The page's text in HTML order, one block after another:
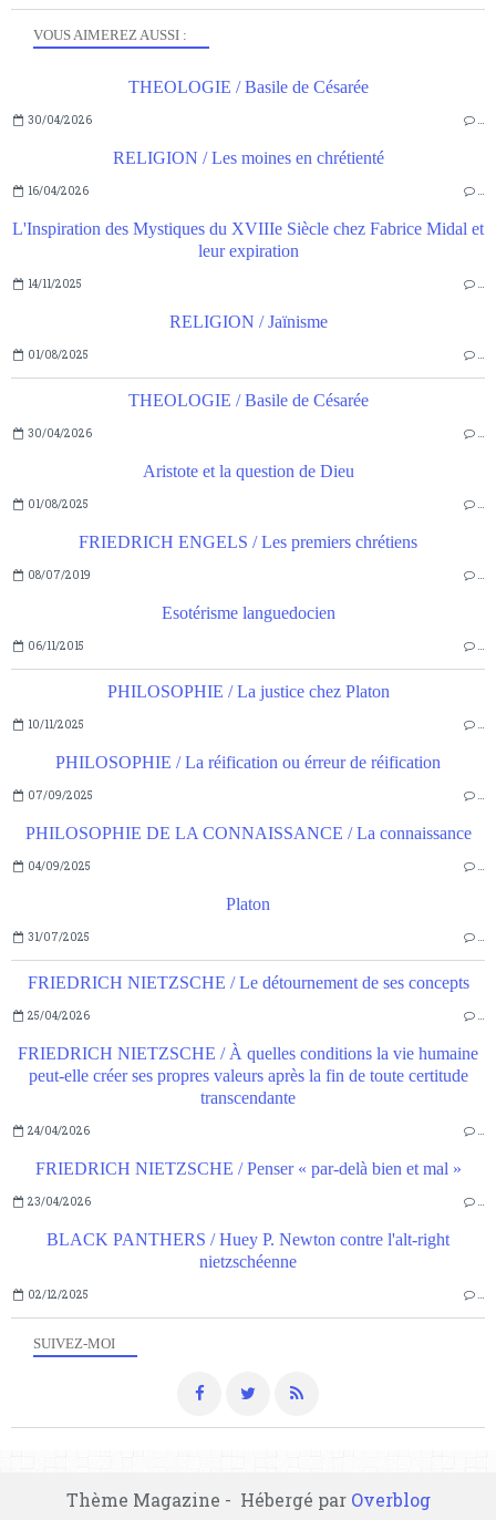
SUIVEZ-MOI
VOUS AIMEREZ AUSSI :
THEOLOGIE / Basile de Césarée
30/04/2026 …
RELIGION / Les moines en chrétienté
16/04/2026 …
L'Inspiration des Mystiques du XVIIIe Siècle chez Fabrice Midal et
leur expiration
14/11/2025 …
RELIGION / Jaïnisme
01/08/2025 …
THEOLOGIE / Basile de Césarée
30/04/2026 …
Aristote et la question de Dieu
01/08/2025 …
FRIEDRICH ENGELS / Les premiers chrétiens
08/07/2019 …
Esotérisme languedocien
06/11/2015 …
PHILOSOPHIE / La justice chez Platon
10/11/2025 …
PHILOSOPHIE / La réification ou érreur de réification
07/09/2025 …
PHILOSOPHIE DE LA CONNAISSANCE / La connaissance
04/09/2025 …
Platon
31/07/2025 …
FRIEDRICH NIETZSCHE / Le détournement de ses concepts
25/04/2026 …
FRIEDRICH NIETZSCHE / À quelles conditions la vie humaine
peut-elle créer ses propres valeurs après la fin de toute certitude
transcendante
24/04/2026 …
FRIEDRICH NIETZSCHE / Penser « par-delà bien et mal »
23/04/2026 …
BLACK PANTHERS / Huey P. Newton contre l'alt-right
nietzschéenne
02/12/2025 …
Thème Magazine - Hébergé par Overblog